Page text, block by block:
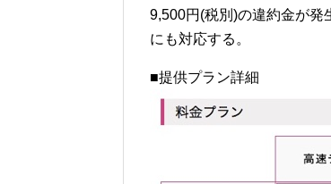
9,500円(税別)の違約金が発
にも対応する。
■提供プラン詳細